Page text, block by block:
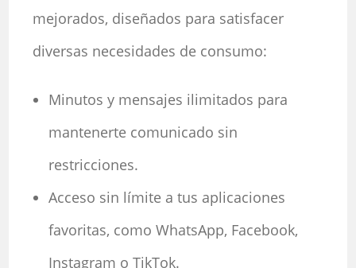
mejorados, diseñados para satisfacer
diversas necesidades de consumo:
Minutos y mensajes ilimitados para
mantenerte comunicado sin
restricciones.
Acceso sin límite a tus aplicaciones
favoritas, como WhatsApp, Facebook,
Instagram o TikTok.